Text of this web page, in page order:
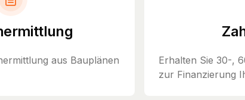
aus Bauplänen
Erhalten Sie 30-,
zur Finanzierung